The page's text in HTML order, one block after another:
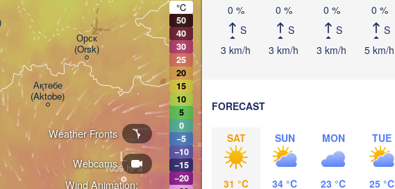
0 %
S
3 km/h
0 %
S
3 km/h
0 %
S
3 km/h
0 %
S
5 km/h
FORECAST
SAT
31 °C
SUN
34 °C
MON
23 °C
TUE
25 °C
Wind Animation:
Webcams
Weather Fronts
Ақтөбе
(Aktobe)
Орск
(Orsk)
L
°C
50
40
30
25
20
15
10
5
0
−5
−10
−15
−20